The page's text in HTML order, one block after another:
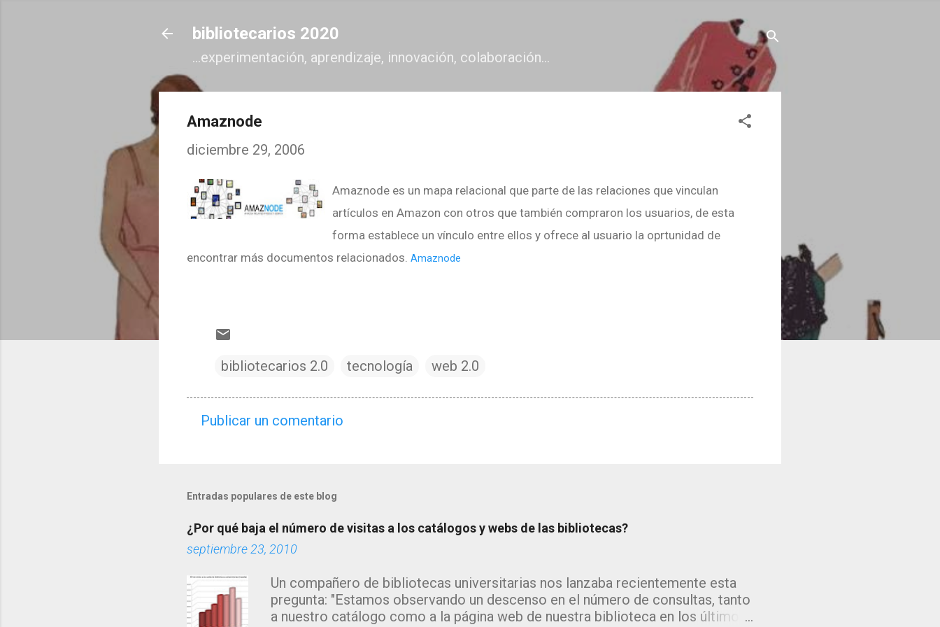
bibliotecarios 2020
...experimentación, aprendizaje, innovación, colaboración...
Amaznode
diciembre 29, 2006
Amaznode es un mapa relacional que parte de las relaciones que vinculan
artículos en Amazon con otros que también compraron los usuarios, de esta
forma establece un vínculo entre ellos y ofrece al usuario la oprtunidad de
encontrar más documentos relacionados. Amaznode
bibliotecarios 2.0 tecnología web 2.0
e
t
a
i
o
Publicar un comentario
Entradas populares de este blog
¿Por qué baja el número de visitas a los catálogos y webs de las bibliotecas?
septiembre 23, 2010
Un compañero de bibliotecas universitarias nos lanzaba recientemente esta
pregunta: "Estamos observando un descenso en el número de consultas, tanto
a nuestro catálogo como a la página web de nuestra biblioteca en los últimos